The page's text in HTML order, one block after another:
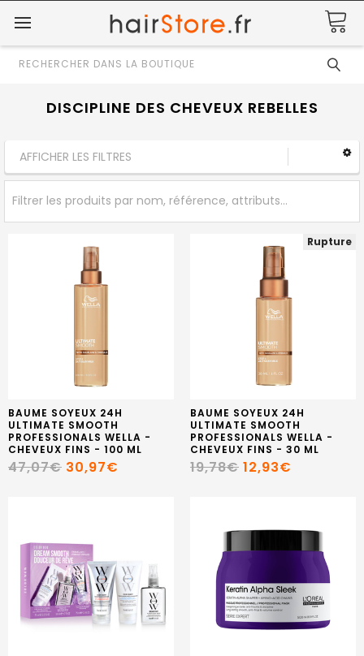
Rechercher
DISCIPLINE DES CHEVEUX REBELLES
AFFICHER LES FILTRES
BAUME SOYEUX 24H
ULTIMATE SMOOTH
PROFESSIONALS WELLA -
CHEVEUX FINS - 100 ML
47,07€ 30,97€
Rupture
BAUME SOYEUX 24H
ULTIMATE SMOOTH
PROFESSIONALS WELLA -
CHEVEUX FINS - 30 ML
19,78€ 12,93€